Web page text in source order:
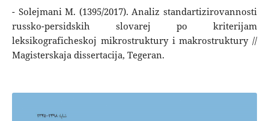
- Solejmani M. (1395/2017). Analiz standartizirovannosti
russko-persidskih slovarej po kriterijam
leksikograficheskoj mikrostruktury i makrostruktury //
Magisterskaja dissertacija, Tegeran.